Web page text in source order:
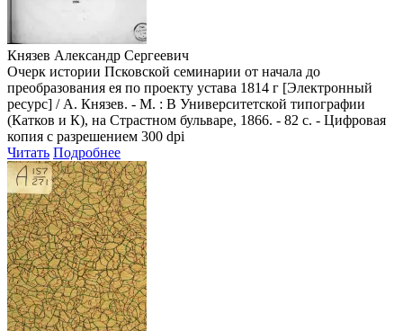
Князев Александр Сергеевич
Очерк истории Псковской семинарии от начала до
преобразования ея по проекту устава 1814 г [Электронный
ресурс] / А. Князев. - М. : В Университетской типографии
(Катков и К), на Страстном бульваре, 1866. - 82 с. - Цифровая
копия с разрешением 300 dpi
Читать Подробнее